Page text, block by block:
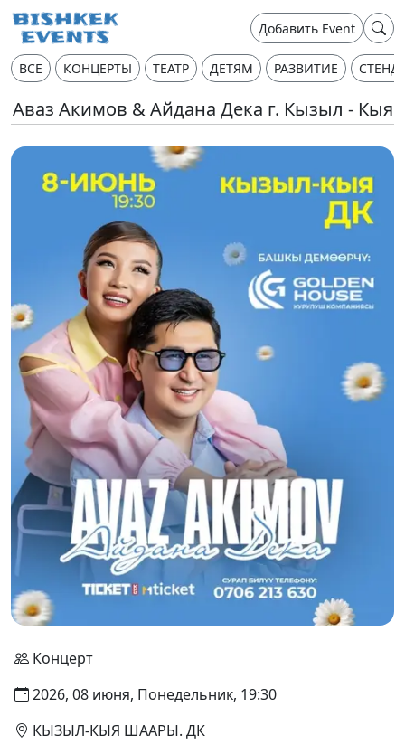
Добавить Event
ВСЕ КОНЦЕРТЫ ТЕАТР ДЕТЯМ РАЗВИТИЕ
Аваз Акимов & Айдана Дека г. Кызыл - Кыя
Концерт
2026, 08 июня, Понедельник, 19:30
КЫЗЫЛ-КЫЯ ШААРЫ. ДК